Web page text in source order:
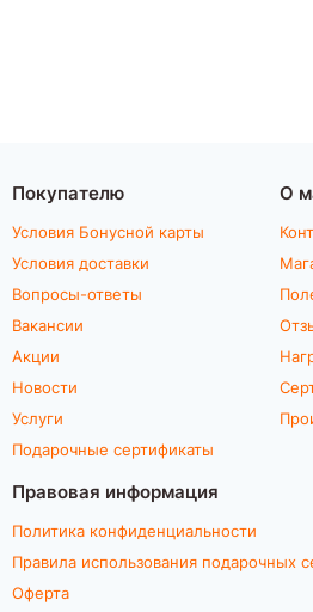
Покупателю
Условия Бонусной карты
Условия доставки
Вопросы-ответы
Вакансии
Акции
Новости
Услуги
Подарочные сертификаты
О
Правовая информация
Политика конфиденциальности
Правила использования подарочных
Оферта